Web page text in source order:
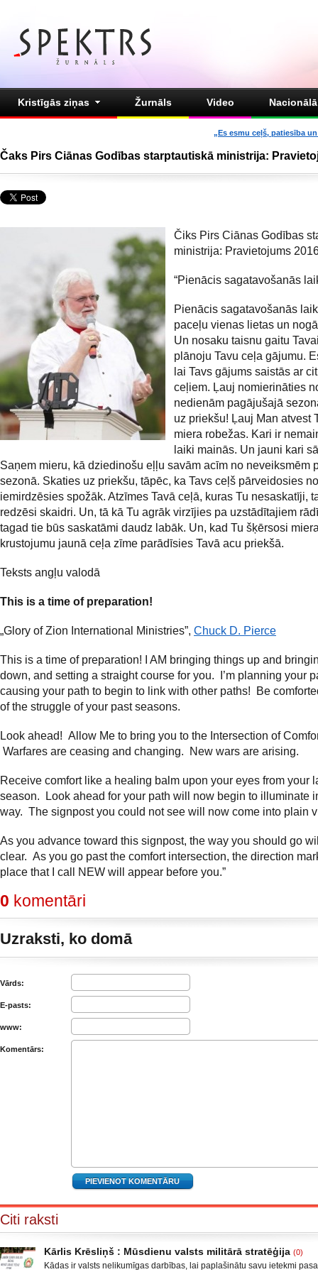
Kristīgās ziņas Žurnāls Video
„Es esmu ceļš, patiesība
Čaks Pirs Ciānas Godības starptautiskā ministrija:
Čiks Pirs Ciānas Godības
ministrija: Pravietojums
“Pienācis sagatavošanās
Pienācis sagatavošanās
paceļu vienas lietas un
Un nosaku taisnu gaitu
plānoju Tavu ceļa gājumu.
lai Tavs gājums saistās ar
ceļiem. Ļauj nomierināties
nedienām pagājušajā
uz priekšu! Ļauj Man atvest
miera robežas. Kari ir
laiki mainās. Un jauni kari
Saņem mieru, kā dziedinošu eļļu savām acīm no neveiksmēm
sezonā. Skaties uz priekšu, tāpēc, ka Tavs ceļš pārveidosies
iemirdzēsies spožāk. Atzīmes Tavā ceļā, kuras Tu nesaskatīji,
redzēsi skaidri. Un, tā kā Tu agrāk virzījies pa uzstādītajiem
tagad tie būs saskatāmi daudz labāk. Un, kad Tu šķērsosi
krustojumu jaunā ceļa zīme parādīsies Tavā acu priekšā.
Teksts angļu valodā
This is a time of preparation!
„Glory of Zion International Ministries”, Chuck D. Pierce
This is a time of preparation! I AM bringing things up and
down, and setting a straight course for you. I’m planning your
causing your path to begin to link with other paths! Be
of the struggle of your past seasons.
Look ahead! Allow Me to bring you to the Intersection of
Warfares are ceasing and changing. New wars are arising.
Receive comfort like a healing balm upon your eyes from your
season. Look ahead for your path will now begin to illuminate
way. The signpost you could not see will now come into plain
As you advance toward this signpost, the way you should go
clear. As you go past the comfort intersection, the direction
place that I call NEW will appear before you.”
0 komentāri
Uzraksti, ko domā
Vārds:
E-pasts:
www:
Komentārs:
Citi raksti
Kārlis Krēsliņš : Mūsdienu valsts militārā stratēģija (0)
Kādas ir valsts nelikumīgas darbības, lai paplašinātu savu ietekmi